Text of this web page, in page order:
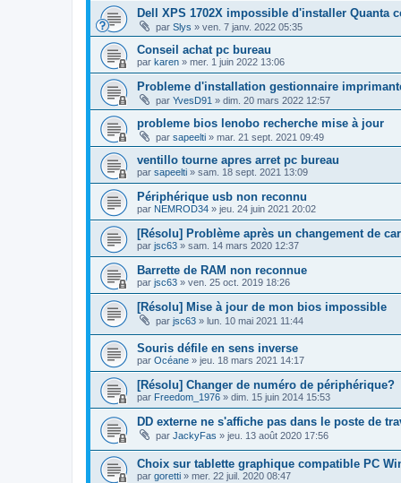
Dell XPS 1702X impossible d'installer Quanta
par Slys » ven. 7 janv. 2022 05:35
Conseil achat pc bureau
par karen » mer. 1 juin 2022 13:06
Probleme d'installation gestionnaire
par YvesD91 » dim. 20 mars 2022 12:57
probleme bios lenobo recherche mise à jour
par sapeelti » mar. 21 sept. 2021 09:49
ventillo tourne apres arret pc bureau
par sapeelti » sam. 18 sept. 2021 13:09
Périphérique usb non reconnu
par NEMROD34 » jeu. 24 juin 2021 20:02
[Résolu] Problème après un changement de
par jsc63 » sam. 14 mars 2020 12:37
Barrette de RAM non reconnue
par jsc63 » ven. 25 oct. 2019 18:26
[Résolu] Mise à jour de mon bios impossible
par jsc63 » lun. 10 mai 2021 11:44
Souris défile en sens inverse
par Océane » jeu. 18 mars 2021 14:17
[Résolu] Changer de numéro de périphérique?
par Freedom_1976 » dim. 15 juin 2014 15:53
DD externe ne s'affiche pas dans le poste de
par JackyFas » jeu. 13 août 2020 17:56
Choix sur tablette graphique compatible PC
par goretti » mer. 22 juil. 2020 08:47